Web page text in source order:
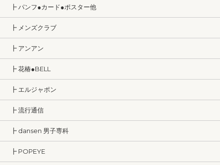
┣ パンフ●カード●ポスター他
┣ メンズクラブ
┣ アンアン
┣ 花椿●BELL
┣ エルジャポン
┣ 流行通信
┣ dansen 男子専科
┣ POPEYE